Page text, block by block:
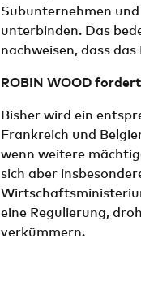
Subunternehmen
unterbinden. Das
nachweisen, dass
ROBIN WOOD
Bisher wird ein
Frankreich und
wenn weitere
sich aber
eine Regulierung,
verkümmern.